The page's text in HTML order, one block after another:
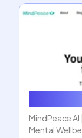
MindPeace
Mental